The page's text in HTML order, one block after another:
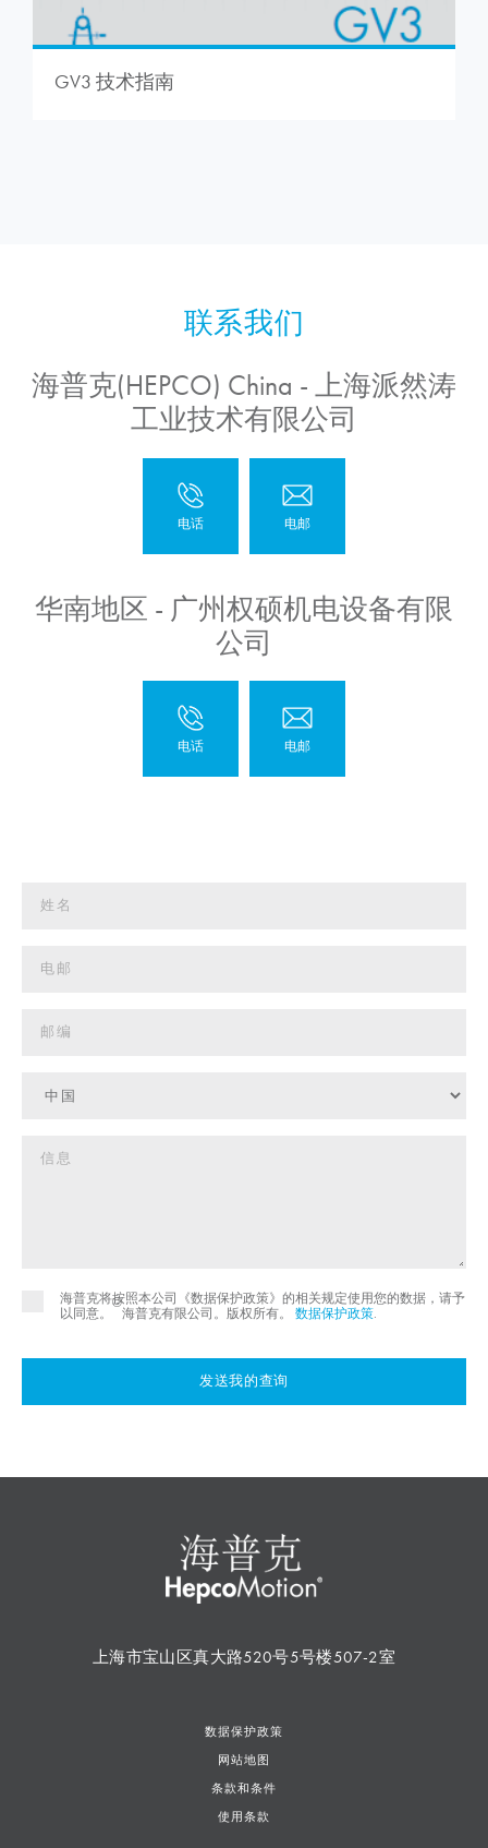
GV3 技术指南
海普克(HEPCO) China - 上海派然涛
工业技术有限公司
华南地区 - 广州权硕机电设备有限
公司
海普克将按照本公司《数据保护政策》的相关规定使用您的数据，请予
以同意。
©
海普克有限公司。版权所有。 数据保护政策.
发送我的查询
上海市宝山区真大路520号5号楼507-2室
数据保护政策
网站地图
条款和条件
使用条款